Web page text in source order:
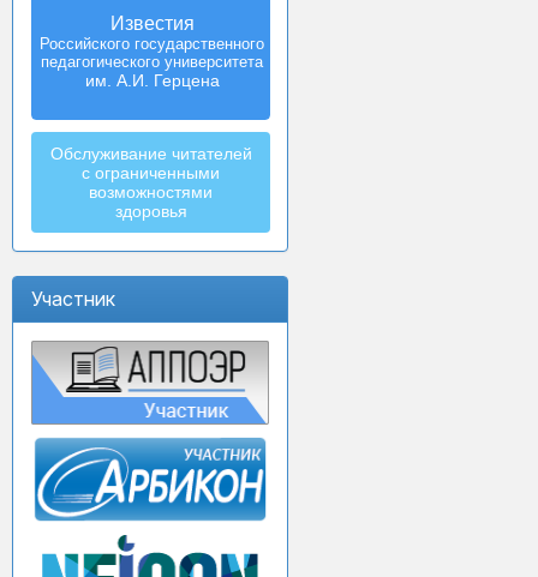
Известия
Российского государственного
педагогического университета
им. А.И. Герцена
Обслуживание читателей
с ограниченными
возможностями
здоровья
Участник